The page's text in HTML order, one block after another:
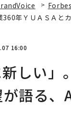
360年ＹＵＡＳＡ
16:00
新しい
語る